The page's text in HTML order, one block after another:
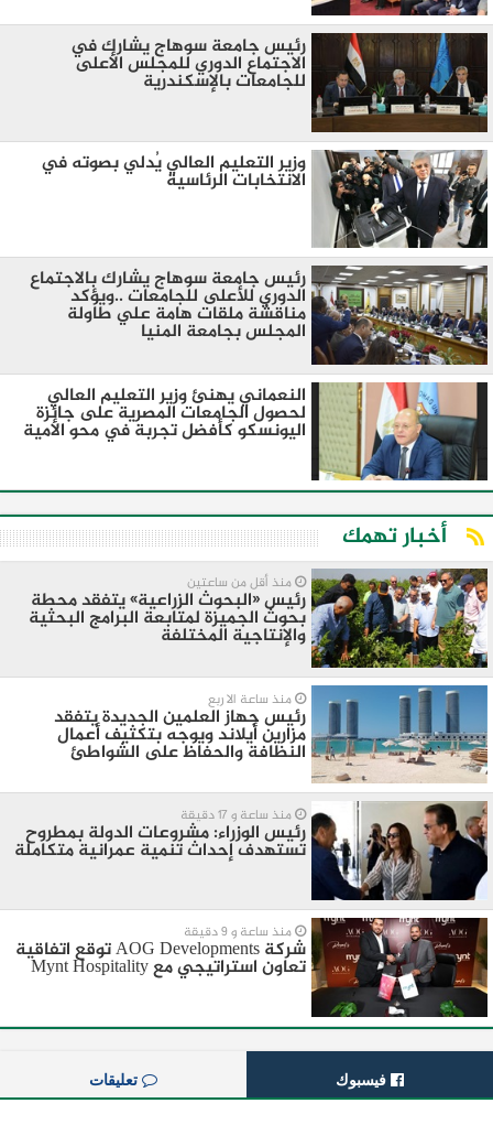
رئيس جامعة سوهاج يشارك في
الاجتماع الدوري للمجلس الأعلى
للجامعات بالإسكندرية
وزير التعليم العالي يُدلي بصوته في
الانتخابات الرئاسية
رئيس جامعة سوهاج يشارك بالاجتماع
الدوري للأعلى للجامعات ..ويؤكد
مناقشة ملقات هامة علي طاولة
المجلس بجامعة المنيا
النعماني يهنئ وزير التعليم العالي
لحصول الجامعات المصرية على جائزة
اليونسكو كأفضل تجربة في محو الأمية
أخبار تهمك
منذ أقل من ساعتين
رئيس «البحوث الزراعية» يتفقد محطة
بحوث الجميزة لمتابعة البرامج البحثية
والإنتاجية المختلفة
منذ ساعة الا ربع
رئيس جهاز العلمين الجديدة يتفقد
مزارين أيلاند ويوجه بتكثيف أعمال
النظافة والحفاظ على الشواطئ
منذ ساعة و 17 دقيقة
رئيس الوزراء: مشروعات الدولة بمطروح
تستهدف إحداث تنمية عمرانية متكاملة
منذ ساعة و 9 دقيقة
شركة AOG Developments توقع اتفاقية
تعاون استراتيجي مع Mynt Hospitality
فيسبوك تعليقات